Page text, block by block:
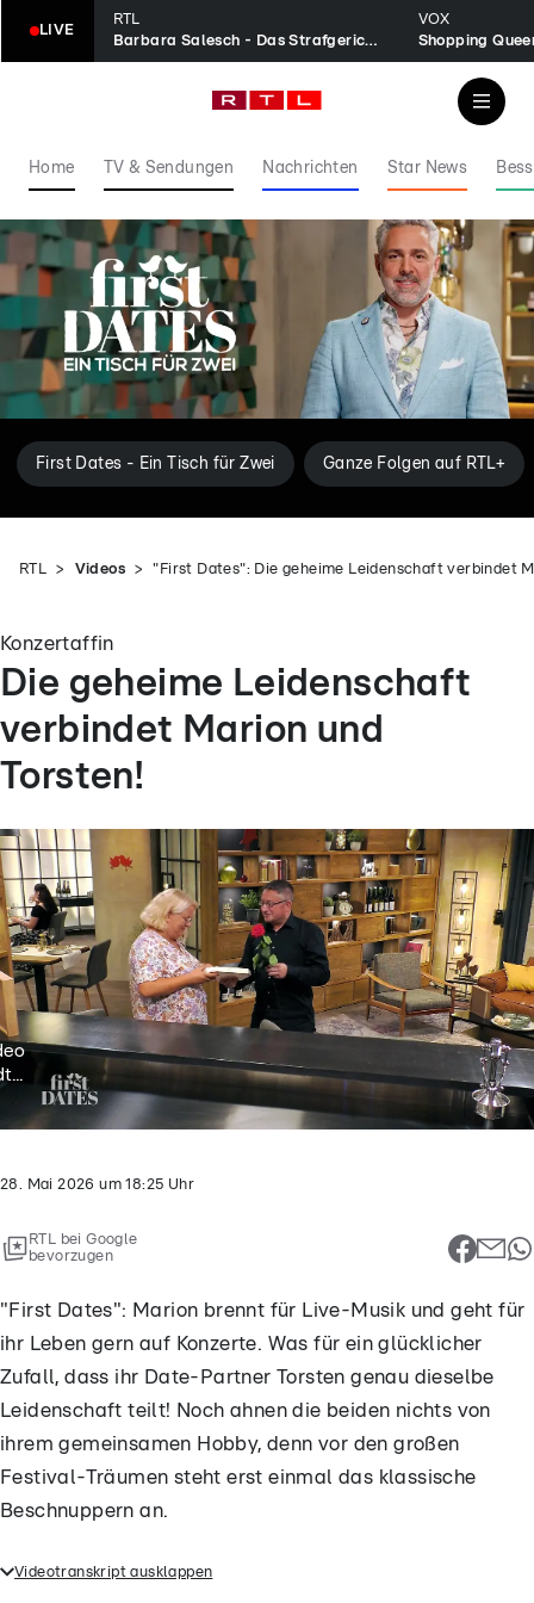
LIVE
RTL
Barbara Salesch - Das Strafgericht
VOX
Shopping
Home TV & Sendungen Nachrichten Star News
First Dates - Ein Tisch für Zwei Ganze Folgen auf RTL+
RTL Videos "First Dates": Die geheime Leidenschaft verbindet
Konzertaffin
Die geheime Leidenschaft
verbindet Marion und
Torsten!
28. Mai 2026 um 18:25 Uhr
RTL bei Google
bevorzugen
"First Dates": Marion brennt für Live-Musik und geht für
ihr Leben gern auf Konzerte. Was für ein glücklicher
Zufall, dass ihr Date-Partner Torsten genau dieselbe
Leidenschaft teilt! Noch ahnen die beiden nichts von
ihrem gemeinsamen Hobby, denn vor den großen
Festival-Träumen steht erst einmal das klassische
Beschnuppern an.
"First Dates": Marion brennt für Live-Musik und geht
Videotranskript ausklappen